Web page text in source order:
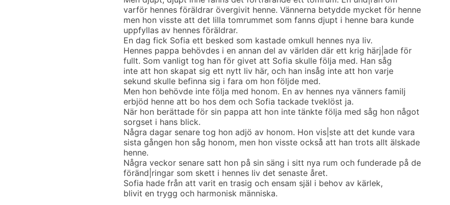
varför hennes föräldrar övergivit henne. Vännerna betydde mycket för henne
men hon visste att det lilla tomrummet som fanns djupt i henne bara kunde
uppfyllas av hennes föräldrar.
En dag fick Sofia ett besked som kastade omkull hennes nya liv.
Hennes pappa behövdes i en annan del av världen där ett krig härj|ade för
fullt. Som vanligt tog han för givet att Sofia skulle följa med. Han såg
inte att hon skapat sig ett nytt liv här, och han insåg inte att hon varje
sekund skulle befinna sig i fara om hon följde med.
Men hon behövde inte följa med honom. En av hennes nya vänners familj
erbjöd henne att bo hos dem och Sofia tackade tveklöst ja.
När hon berättade för sin pappa att hon inte tänkte följa med såg hon något
sorgset i hans blick.
Några dagar senare tog hon adjö av honom. Hon vis|ste att det kunde vara
sista gången hon såg honom, men hon visste också att han trots allt älskade
henne.
Några veckor senare satt hon på sin säng i sitt nya rum och funderade på de
föränd|ringar som skett i hennes liv det senaste året.
Sofia hade från att varit en trasig och ensam själ i behov av kärlek,
blivit en trygg och harmonisk människa.